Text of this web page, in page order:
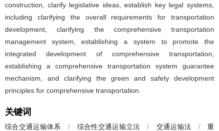
construction, clarify legislative ideas, establish key legal systems,
including clarifying the overall requirements for transportation
development, clarifying the comprehensive transportation
management system, establishing a system to promote the
integrated development of comprehensive transportation,
establishing a comprehensive transportation system guarantee
mechanism, and clarifying the green and safety development
principles for comprehensive transportation.
关键词
综合交通运输体系 / 综合性交通运输立法 / 交通运输法 /
重